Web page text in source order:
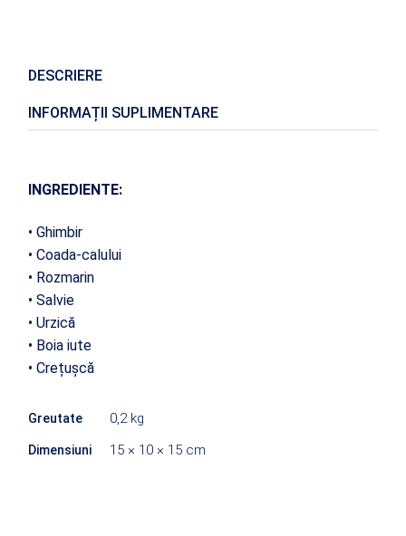
DESCRIERE
INFORMAȚII SUPLIMENTARE
INGREDIENTE:
• Ghimbir
• Coada-calului
• Rozmarin
• Salvie
• Urzică
• Boia iute
• Crețușcă
Greutate 0,2 kg
Dimensiuni 15 × 10 × 15 cm